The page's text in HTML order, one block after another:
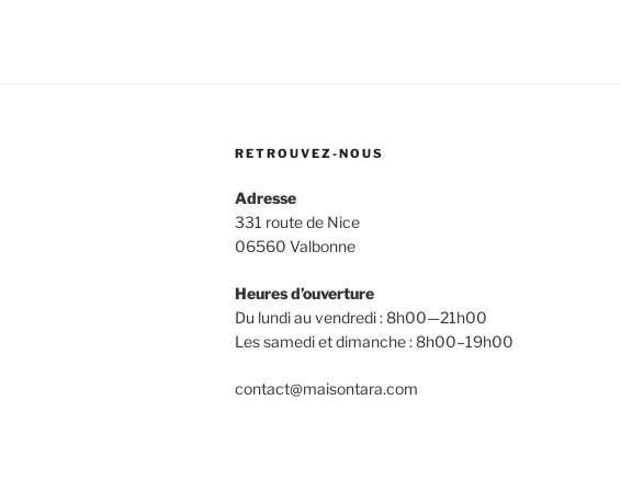
RETROUVEZ-NOUS
Adresse
331 route de Nice
06560 Valbonne
Heures d’ouverture
Du lundi au vendredi : 8h00—21h00
Les samedi et dimanche : 8h00–19h00
contact@maisontara.com